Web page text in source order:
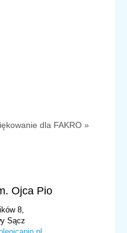
dla FAKRO »
Ojca Pio
8,
Sącz